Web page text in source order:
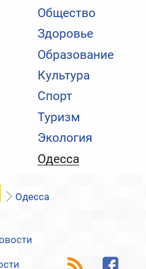
Общество
Здоровье
Образование
Культура
Спорт
Туризм
Экология
Одесса
Одесса